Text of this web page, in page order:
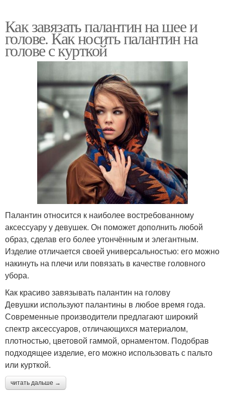
Как завязать палантин на шее и
голове. Как носить палантин на
голове с курткой
Палантин относится к наиболее востребованному
аксессуару у девушек. Он поможет дополнить любой
образ, сделав его более утончённым и элегантным.
Изделие отличается своей универсальностью: его можно
накинуть на плечи или повязать в качестве головного
убора.
Как красиво завязывать палантин на голову
Девушки используют палантины в любое время года.
Современные производители предлагают широкий
спектр аксессуаров, отличающихся материалом,
плотностью, цветовой гаммой, орнаментом. Подобрав
подходящее изделие, его можно использовать с пальто
или курткой.
читать дальше →